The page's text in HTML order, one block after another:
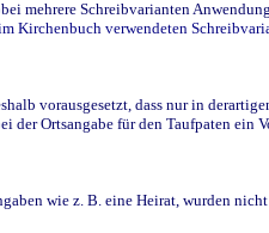
mehrere Schreibvarianten
Kirchenbuch verwendeten
vorausgesetzt, dass nur in
Ortsangabe für den Taufpaten ein
wie z. B. eine Heirat, wurden nicht